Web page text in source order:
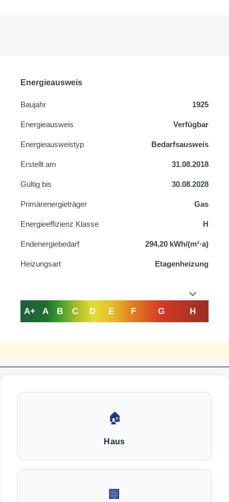
Energieausweis
Baujahr 1925
Energieausweis Verfügbar
Energie­ausweistyp Bedarfsausweis
Erstellt am 31.08.2018
Gültig bis 30.08.2028
Primärenergieträger Gas
Energieeffizienz Klasse H
Endenergiebedarf 294,20 kWh/(m²·a)
Heizungsart Etagenheizung
A+ A B C D E F G H
🏠
Haus
🏢